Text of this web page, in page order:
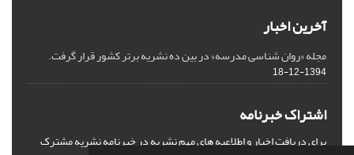
آخرین اخبار
مجله «روان شناسی مدرسه» در بین ده نشریه برتر کشور قرار گرفت.
1394-12-18
اشتراک خبرنامه
برای دریافت اخبار و اطلاعیه های مهم نشریه در خبرنامه نشریه مشترک